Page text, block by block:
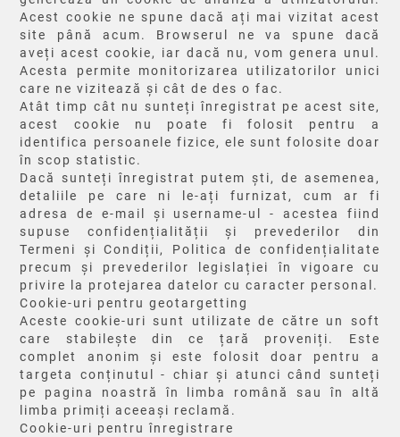
Acest cookie ne spune dacă ați mai vizitat acest
site până acum. Browserul ne va spune dacă
aveți acest cookie, iar dacă nu, vom genera unul.
Acesta permite monitorizarea utilizatorilor unici
care ne vizitează și cât de des o fac.
Atât timp cât nu sunteți înregistrat pe acest site,
acest cookie nu poate fi folosit pentru a
identifica persoanele fizice, ele sunt folosite doar
în scop statistic.
Dacă sunteți înregistrat putem ști, de asemenea,
detaliile pe care ni le-ați furnizat, cum ar fi
adresa de e-mail și username-ul - acestea fiind
supuse confidențialității și prevederilor din
Termeni și Condiții, Politica de confidențialitate
precum și prevederilor legislației în vigoare cu
privire la protejarea datelor cu caracter personal.
Cookie-uri pentru geotargetting
Aceste cookie-uri sunt utilizate de către un soft
care stabilește din ce țară proveniți. Este
complet anonim și este folosit doar pentru a
targeta conținutul - chiar și atunci când sunteți
pe pagina noastră în limba română sau în altă
limba primiți aceeași reclamă.
Cookie-uri pentru înregistrare